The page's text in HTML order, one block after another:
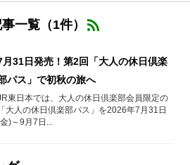
一覧（1件）
月31日発売！第2回「大人の休日倶楽
パス」で初秋の旅へ
東日本では、大人の休日倶楽部会員限定の
「大人の休日倶楽部パス」を2026年7月31日
)～9月7日...